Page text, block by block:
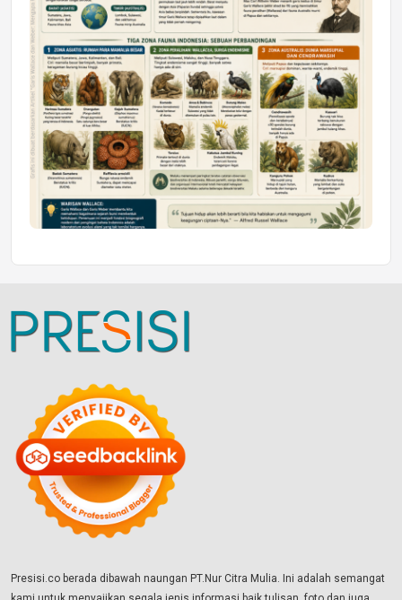
Presisi.co berada dibawah naungan PT.Nur Citra Mulia. Ini adalah semangat